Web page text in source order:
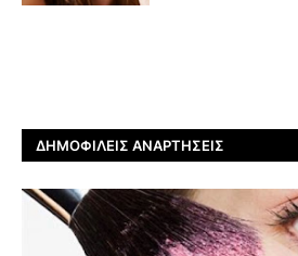
ΔΗΜΟΦΙΛΕΊΣ ΑΝΑΡΤΉΣΕΙΣ